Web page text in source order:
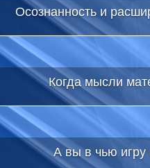
Осознанность и
Когда мысли
А вы в чью игру